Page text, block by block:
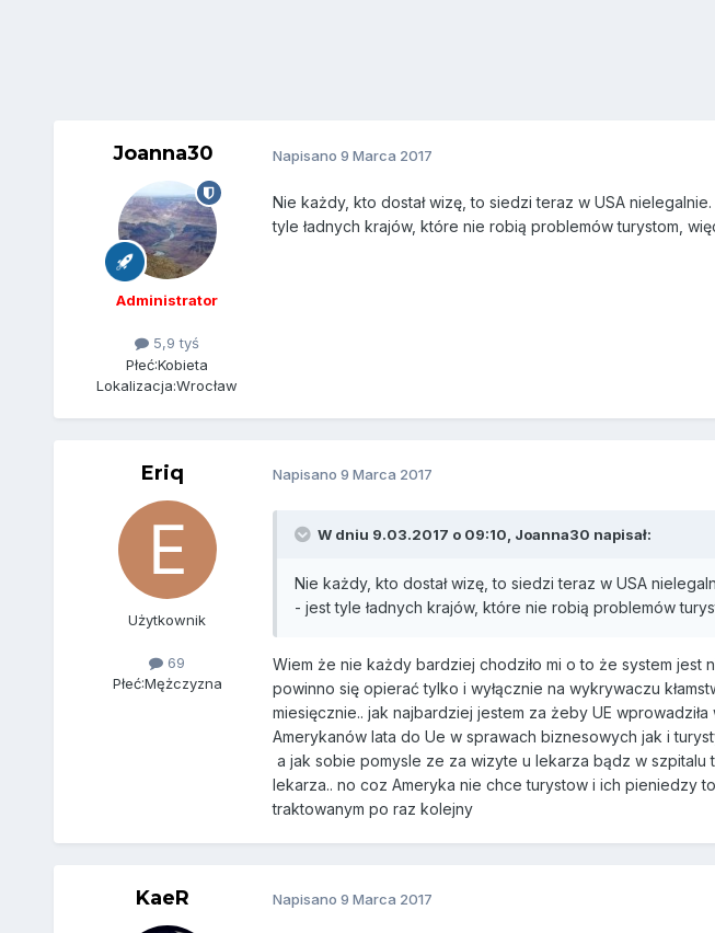
Joanna30
Administrator
5,9 tyś
Płeć:Kobieta
Lokalizacja:Wrocław
Napisano 9 Marca 2017
Nie każdy, kto dostał wizę, to siedzi teraz w USA
tyle ładnych krajów, które nie robią problemów turystom,
Eriq
Użytkownik
69
Płeć:Mężczyzna
Napisano 9 Marca 2017
W dniu 9.03.2017 o 09:10, Joanna30 napisał:
Nie każdy, kto dostał wizę, to siedzi teraz w USA
- jest tyle ładnych krajów, które nie robią problemów
Wiem że nie każdy bardziej chodziło mi o to że system
powinno się opierać tylko i wyłącznie na wykrywaczu
miesięcznie.. jak najbardziej jestem za żeby UE
Amerykanów lata do Ue w sprawach biznesowych jak i
a jak sobie pomysle ze za wizyte u lekarza bądz w
lekarza.. no coz Ameryka nie chce turystow i ich pieniedzy
traktowanym po raz kolejny
KaeR Napisano 9 Marca 2017